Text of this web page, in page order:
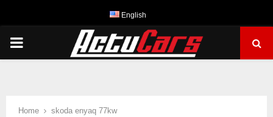
English
PRIMARY
Home skoda enyaq 77kw